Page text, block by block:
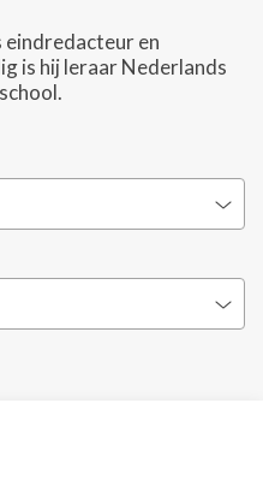
eindredacteur en
is hij leraar Nederlands